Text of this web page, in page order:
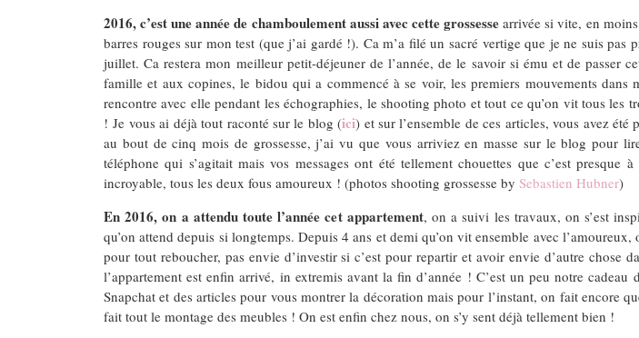
2016, c’est une année de chamboulement aussi avec cette grossesse arrivée si vite, en
barres rouges sur mon test (que j’ai gardé !). Ca m’a filé un sacré vertige que je ne suis
juillet. Ca restera mon meilleur petit-déjeuner de l’année, de le savoir si ému et de passer
famille et aux copines, le bidou qui a commencé à se voir, les premiers mouvements
rencontre avec elle pendant les échographies, le shooting photo et tout ce qu’on vit tous
! Je vous ai déjà tout raconté sur le blog (ici) et sur l’ensemble de ces articles, vous avez
au bout de cinq mois de grossesse, j’ai vu que vous arriviez en masse sur le blog pour
téléphone qui s’agitait mais vos messages ont été tellement chouettes que c’est
incroyable, tous les deux fous amoureux ! (photos shooting grossesse by Sebastien Hubner)
En 2016, on a attendu toute l’année cet appartement, on a suivi les travaux, on s’est
qu’on attend depuis si longtemps. Depuis 4 ans et demi qu’on vit ensemble avec
pour tout reboucher, pas envie d’investir si c’est pour repartir et avoir envie d’autre chose
l’appartement est enfin arrivé, in extremis avant la fin d’année ! C’est un peu notre
Snapchat et des articles pour vous montrer la décoration mais pour l’instant, on fait encore
fait tout le montage des meubles ! On est enfin chez nous, on s’y sent déjà tellement bien !